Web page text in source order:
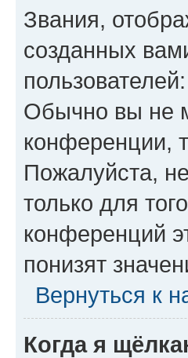
Звания,
созданных
Обычно вы не
конференции,
Пожалуйста,
только для
конференций
понизят
Вернуться к
Когда я